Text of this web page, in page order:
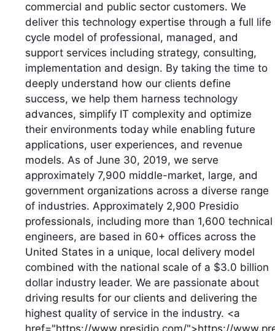
commercial and public sector customers. We
deliver this technology expertise through a full life
cycle model of professional, managed, and
support services including strategy, consulting,
implementation and design. By taking the time to
deeply understand how our clients define
success, we help them harness technology
advances, simplify IT complexity and optimize
their environments today while enabling future
applications, user experiences, and revenue
models. As of June 30, 2019, we serve
approximately 7,900 middle-market, large, and
government organizations across a diverse range
of industries. Approximately 2,900 Presidio
professionals, including more than 1,600 technical
engineers, are based in 60+ offices across the
United States in a unique, local delivery model
combined with the national scale of a $3.0 billion
dollar industry leader. We are passionate about
driving results for our clients and delivering the
highest quality of service in the industry. <a